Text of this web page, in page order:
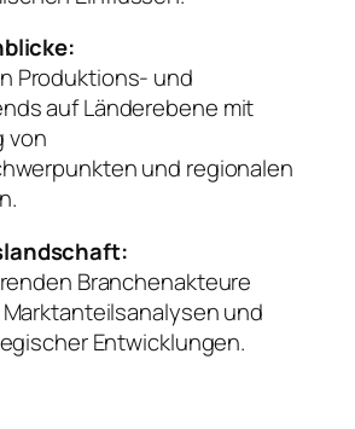
Produktions- und
auf Länderebene mit
von
und regionalen
Branchenakteure
und
Entwicklungen.